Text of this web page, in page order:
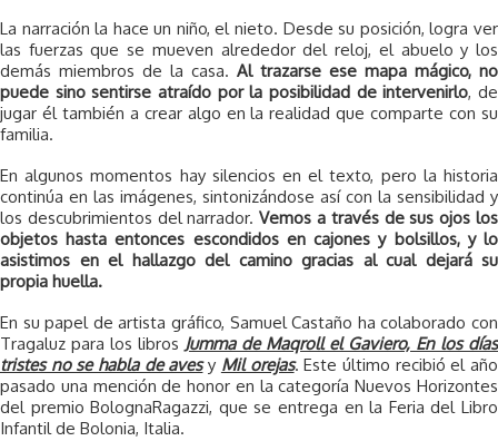
La narración la hace un niño, el nieto. Desde su posición, logra ver
las fuerzas que se mueven alrededor del reloj, el abuelo y los
demás miembros de la casa. Al trazarse ese mapa mágico, no
puede sino sentirse atraído por la posibilidad de intervenirlo, de
jugar él también a crear algo en la realidad que comparte con su
familia.
En algunos momentos hay silencios en el texto, pero la historia
continúa en las imágenes, sintonizándose así con la sensibilidad y
los descubrimientos del narrador.Vemos a través de sus ojos los
objetos hasta entonces escondidos en cajones y bolsillos, y lo
asistimos en el hallazgo del camino gracias al cual dejará su
propia huella.
En su papel de artista gráfico, Samuel Castaño ha colaborado con
Tragaluz para los libros Jumma de Maqroll el Gaviero, En los días
tristes no se habla de avesy Mil orejas. Este último recibió el año
pasado una mención de honor en la categoría Nuevos Horizontes
del premio BolognaRagazzi, que se entrega en la Feria del Libro
Infantil de Bolonia, Italia.